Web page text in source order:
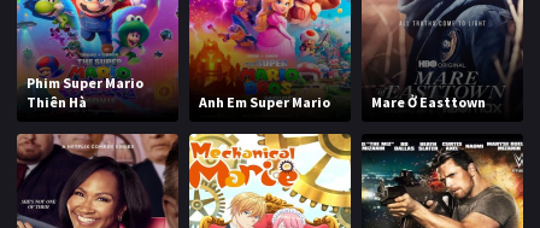
Phim Super Mario
Thiên Hà
Anh Em Super Mario Mare Ở Easttown